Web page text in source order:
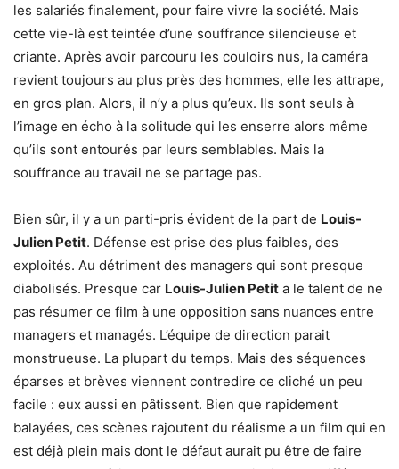
les salariés finalement, pour faire vivre la société. Mais
cette vie-là est teintée d’une souffrance silencieuse et
criante. Après avoir parcouru les couloirs nus, la caméra
revient toujours au plus près des hommes, elle les attrape,
en gros plan. Alors, il n’y a plus qu’eux. Ils sont seuls à
l’image en écho à la solitude qui les enserre alors même
qu’ils sont entourés par leurs semblables. Mais la
souffrance au travail ne se partage pas.
Bien sûr, il y a un parti-pris évident de la part de Louis-
Julien Petit. Défense est prise des plus faibles, des
exploités. Au détriment des managers qui sont presque
diabolisés. Presque car Louis-Julien Petit a le talent de ne
pas résumer ce film à une opposition sans nuances entre
managers et managés. L’équipe de direction parait
monstrueuse. La plupart du temps. Mais des séquences
éparses et brèves viennent contredire ce cliché un peu
facile : eux aussi en pâtissent. Bien que rapidement
balayées, ces scènes rajoutent du réalisme a un film qui en
est déjà plein mais dont le défaut aurait pu être de faire